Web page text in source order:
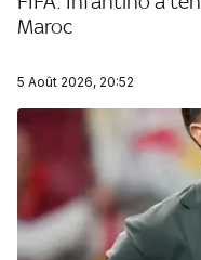
Maroc
5 Août 2026, 20:52